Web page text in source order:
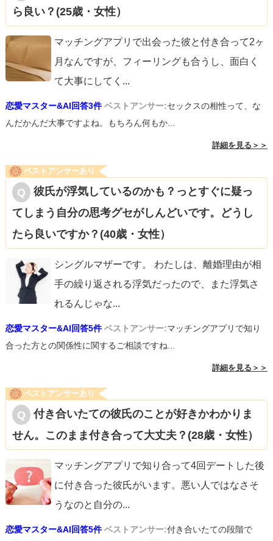
ら良い？(25歳・女性）
マッチングアプリで出会った彼と付き合って2ヶ
月なんですが、フィーリングも合うし、面白く
て大事にしてく ...
恋愛マスター&AI回答3件 ベストアンサー:セックスの相性って、な
んだかんだ大事ですよね。もちろん何もか...
詳細を見る＞＞
ベストアンサーあり
彼氏が浮気しているのかも？っとすぐに疑っ
てしまう自分の思考グセがしんどいです。どうし
たら良いですか？(40歳・女性）
シングルマザーです。 わたしは、離婚理由が相
手の繰り返される浮気だったので、また浮気さ
れるんじゃな...
恋愛マスター&AI回答5件 ベストアンサー:マッチングアプリで知り
合った方との関係性に関するご相談ですね...
詳細を見る＞＞
ベストアンサーあり
付き合いたての彼氏のことが好きかわかりま
せん。このまま付き合って大丈夫？(28歳・女性）
マッチングアプリで知り合って4回デートした後
に付き合った彼氏がいます。悪い人ではなさそ
うなのと自分の...
恋愛マスター&AI回答5件 ベストアンサー:付き合いたての段階で